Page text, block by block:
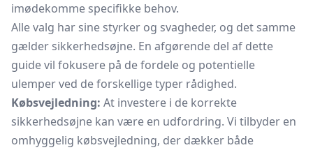
imødekomme specifikke behov.
Alle valg har sine styrker og svagheder, og det samme
gælder sikkerhedsøjne. En afgørende del af dette
guide vil fokusere på de fordele og potentielle
ulemper ved de forskellige typer rådighed.
Købsvejledning: At investere i de korrekte
sikkerhedsøjne kan være en udfordring. Vi tilbyder en
omhyggelig købsvejledning, der dækker både